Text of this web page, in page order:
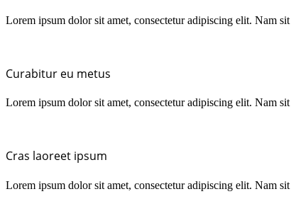
Lorem ipsum dolor sit amet, consectetur adipiscing elit. Nam
Curabitur eu metus
Lorem ipsum dolor sit amet, consectetur adipiscing elit. Nam
Cras laoreet ipsum
Lorem ipsum dolor sit amet, consectetur adipiscing elit. Nam